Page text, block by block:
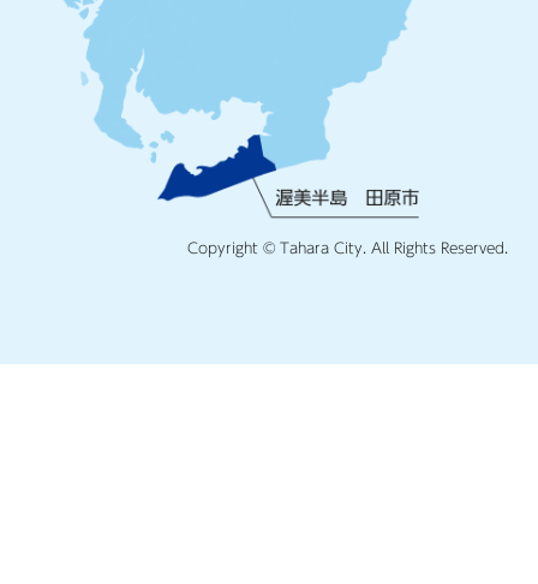
Copyright © Tahara City. All Rights Reserved.